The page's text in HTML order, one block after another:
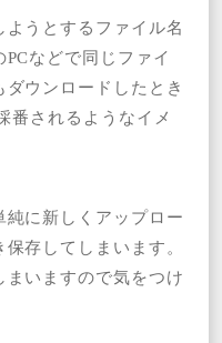
うとするファイル名
などで同じファイ
ウンロードしたとき
番されるようなイメ
に新しくアップロー
存してしまいます。
まいますので気をつけ